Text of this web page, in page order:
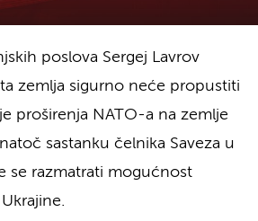
poslova Sergej Lavrov
zemlja sigurno neće propustiti
proširenja NATO-a na zemlje
sastanku čelnika Saveza u
se razmatrati mogućnost